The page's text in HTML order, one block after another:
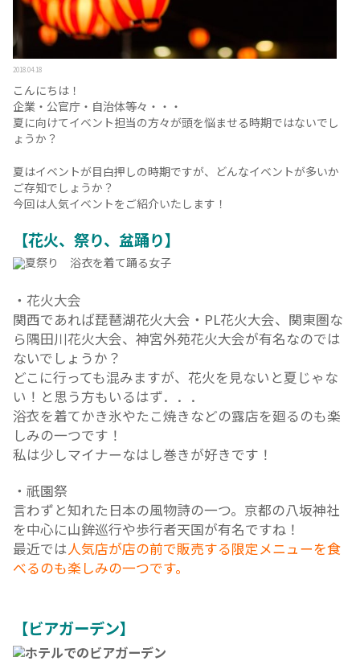
2018.04.18
こんにちは！
企業・公官庁・自治体等々・・・
夏に向けてイベント担当の方々が頭を悩ませる時期ではない
ょうか？
夏はイベントが目白押しの時期ですが、どんなイベントが多
ご存知でしょうか？
今回は人気イベントをご紹介いたします！
【花火、祭り、盆踊り】
・花火大会
関西であれば琵琶湖花火大会・PL花火大会、関東
ら隅田川花火大会、神宮外苑花火大会が有名なの
ないでしょうか？
どこに行っても混みますが、花火を見ないと夏じ
い！と思う方もいるはず．．．
浴衣を着てかき氷やたこ焼きなどの露店を廻るの
しみの一つです！
私は少しマイナーなはし巻きが好きです！
言わずと知れた日本の風物詩の一つ。京都の八坂
を中心に山鉾巡行や歩行者天国が有名ですね！